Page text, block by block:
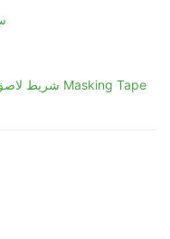
شريط لاصق مؤقت لصق ديكور دوكو ماسكينج تيب Masking Tape